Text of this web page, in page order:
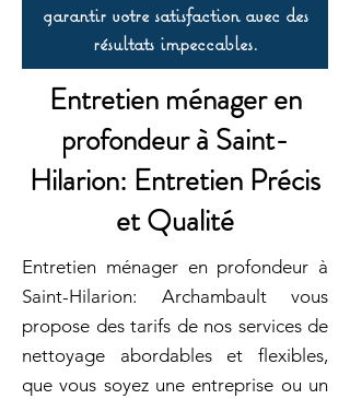
garantir votre satisfaction avec des
résultats impeccables.
Entretien ménager en
profondeur à Saint-
Hilarion: Entretien Précis
et Qualité
Entretien ménager en profondeur à
Saint-Hilarion: Archambault vous
propose des tarifs de nos services de
nettoyage abordables et flexibles,
que vous soyez une entreprise ou un